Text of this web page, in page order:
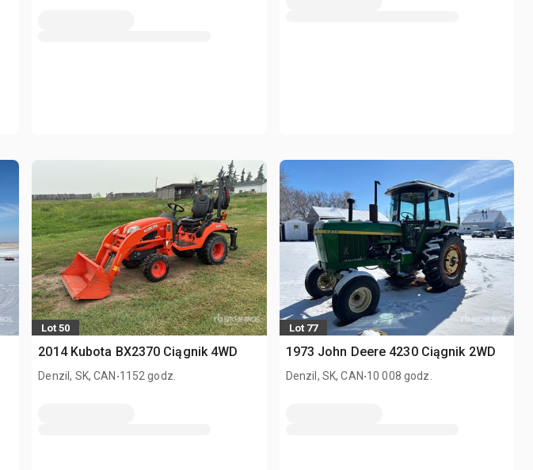
Lot 50
2014 Kubota BX2370 Ciągnik 4WD
Denzil, SK, CAN .1152 godz.
Lot 77
1973 John Deere 4230 Ciągnik 2WD
Denzil, SK, CAN.10 008 godz.